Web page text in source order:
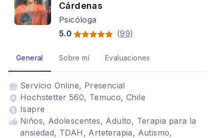
Cárdenas
Psicóloga
5.0
(99)
General Sobre mí Evaluaciones
Servicio Online, Presencial
Hochstetter 560, Temuco, Chile
Isapre
Niños, Adolescentes, Adulto, Terapia para la
ansiedad, TDAH, Arteterapia, Autismo,